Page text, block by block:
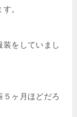
。
をしていまし
５ヶ月ほどだろ